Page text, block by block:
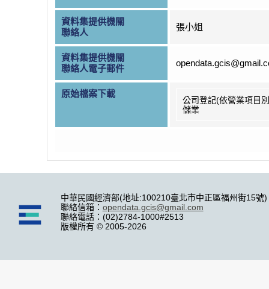
資料集提供機關
聯絡人
張小姐
資料集提供機關
聯絡人電子郵件
原始檔案下載
公司登記(依營業項目
儲業
中華民國經濟部(地址:100210臺北市中正區福州街15號)
聯絡信箱： opendata.gcis@gmail.com
聯絡電話：(02)2784-1000#2513
版權所有 © 2005-2026